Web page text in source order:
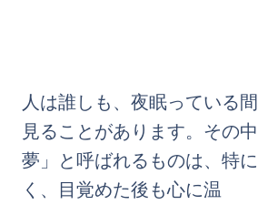
人は誰しも、夜眠っている
見ることがあります。その
夢」と呼ばれるものは、特
く、目覚めた後も心に温